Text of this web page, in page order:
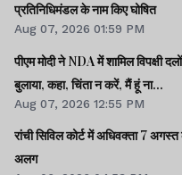
प्रतिनिधिमंडल के नाम किए घोषित
Aug 07, 2026 01:59 PM
पीएम मोदी ने NDA में शामिल विपक्षी
बुलाया, कहा, चिंता न करें, मैं हूं ना...
Aug 07, 2026 12:55 PM
रांची सिविल कोर्ट में अधिवक्ता 7 अगस्त
अलग